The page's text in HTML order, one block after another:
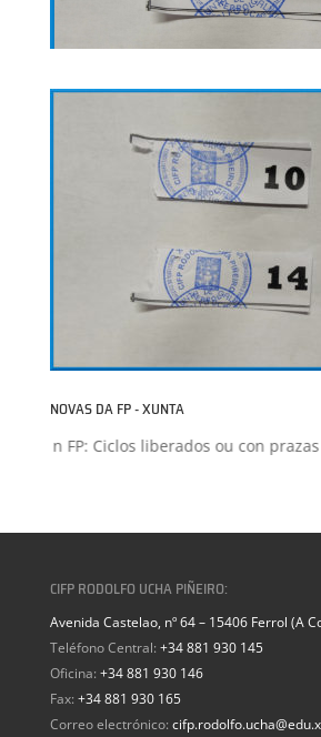
NOVAS DA FP - XUNTA
FP: Ciclos liberados ou con prazas
CIFP RODOLFO UCHA PIÑEIRO:
Avenida Castelao, nº 64 – 15406 Ferrol (A
Teléfono Central: +34 881 930 145
Oficina: +34 881 930 146
Fax: +34 881 930 165
Correo electrónico: